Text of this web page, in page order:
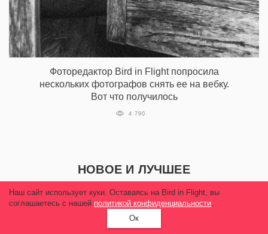
Фоторедактор Bird in Flight попросила
нескольких фотографов снять ее на вебку.
Вот что получилось
4 790
НОВОЕ И ЛУЧШЕЕ
Наш сайт использует куки. Оставаясь на Bird in Flight, вы
соглашаетесь с нашей политикой конфиденциальности.
Ок